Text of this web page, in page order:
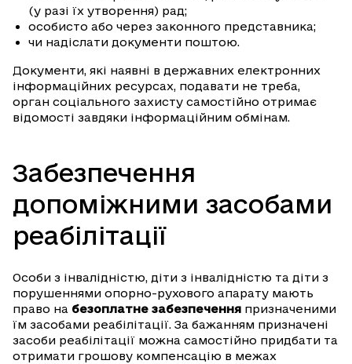
(у разі їх утворення) рад;
особисто або через законного представника;
чи надіслати документи поштою.
Документи, які наявні в державних електронних
інформаційних ресурсах, подавати не треба,
орган соціального захисту самостійно отримає
відомості завдяки інформаційним обмінам.
Забезпечення
допоміжними засобами
реабілітації
Особи з інвалідністю, діти з інвалідністю та діти з
порушеннями опорно-рухового апарату мають
право на безоплатне забезпечення призначеними
їм засобами реабілітації. За бажанням призначені
засоби реабілітації можна самостійно придбати та
отримати грошову компенсацію в межах